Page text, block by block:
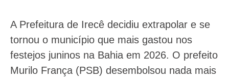
A Prefeitura de Irecê decidiu extrapolar e se
tornou o município que mais gastou nos
festejos juninos na Bahia em 2026. O prefeito
Murilo França (PSB) desembolsou nada mais